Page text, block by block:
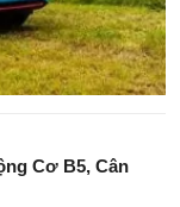
Cơ B5, Cân